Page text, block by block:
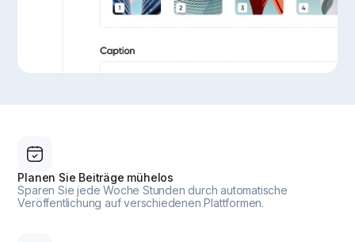
Planen Sie Beiträge mühelos
Sparen Sie jede Woche Stunden durch automatische
Veröffentlichung auf verschiedenen Plattformen.